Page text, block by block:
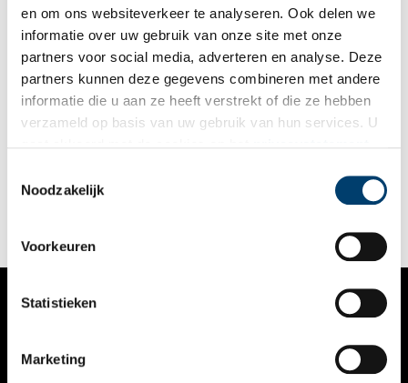
en om ons websiteverkeer te analyseren. Ook delen we
informatie over uw gebruik van onze site met onze
partners voor social media, adverteren en analyse. Deze
partners kunnen deze gegevens combineren met andere
informatie die u aan ze heeft verstrekt of die ze hebben
verzameld op basis van uw gebruik van hun services. U
Noodzakelijk
Voorkeuren
Statistieken
Marketing
De historie van de historische vereniging
Veel steden en dorpen in Nederland hebben hun eigen
historische vereniging. Alleen al in de provincie Noord-Holland
eind van de negentiende eeuw opgericht. Vaak ontstonden
deze initiatieven uit de behoefte om de geschiedenis van een
NIEUWS